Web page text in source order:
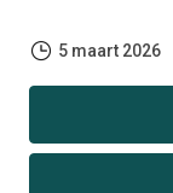
5 maart 2026